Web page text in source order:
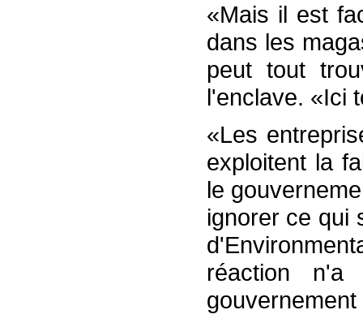
«Mais il est
dans les
peut tout
l'enclave. «Ici
«Les
exploitent la
le
ignorer ce qui
réaction
gouvernement